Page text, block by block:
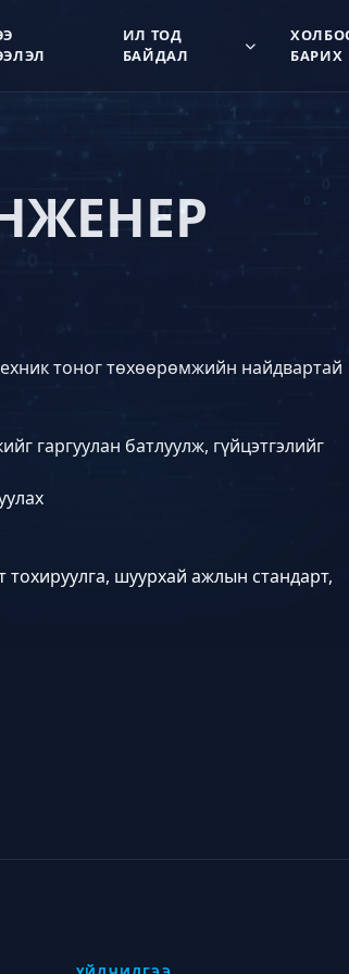
ИЛ ТОД
БАЙДАЛ
БАРИХ
тоног төхөөрөмжийн найдвартай
гаргуулан батлуулж, гүйцэтгэлийг
шуурхай ажлын стандарт,